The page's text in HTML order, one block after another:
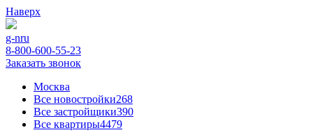
Наверх
g-nru
8-800-600-55-23
Заказать звонок
Москва
Все новостройки268
Все застройщики390
Все квартиры4479